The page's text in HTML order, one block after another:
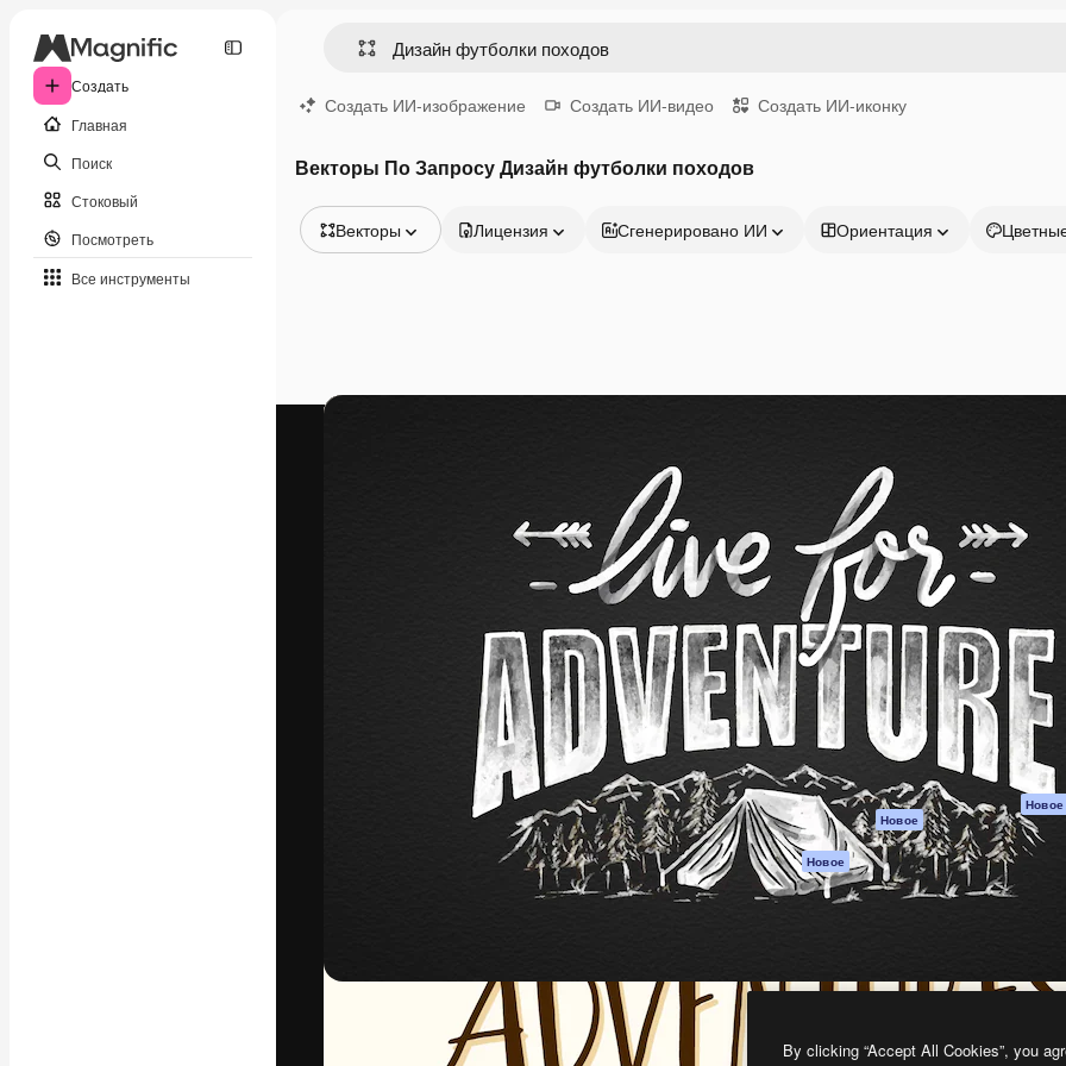
Создать
Главная
Поиск
Стоковый
Посмотреть
Все инструменты
Создать ИИ-изображение Создать ИИ-видео Создать ИИ-иконку
Векторы По Запросу Дизайн футболки походов
Векторы
Видео
Лицензия Сгенерировано ИИ Ориентация
Креативная платформа для создания
ваших лучших работ. Более 1 миллиона
подписчиков среди креаторов,
предприятий, агентств и студий.
Pусский
Продукция
Spaces
ИИ-помощник
Генератор
изображений ИИ
Генератор видео
ИИ
Генератор голоса
на основе ИИ
Стоковый контент
MCP для
Claude/ChatGPT
Новое
Агенты Новое
API
Magnific
Academy
Документация по
Пакету ИИ
Служба
поддержки
Условия и
положения
Политика
Оригиналы Новое
Политика файлов
cookie
Центр доверия
By clicking “Accept All Cookies”, you